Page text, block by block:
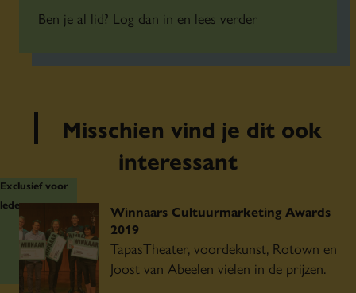
Provincie Fryslân
Spoorwegmuseum
SPOT Groningen
Stadsschouwburg Nijmegen
Stichting Leeuwarden-Fryslân 2018
Stichting Letterteken
Stichting Theaters Diligentia & PePijn
Ben je al lid? Log dan in en lees verder
Misschien vind je dit ook
interessant
Exclusief voor
leden
Winnaars Cultuurmarketing Awards
2019
TapasTheater, voordekunst, Rotown en
Joost van Abeelen vielen in de prijzen.